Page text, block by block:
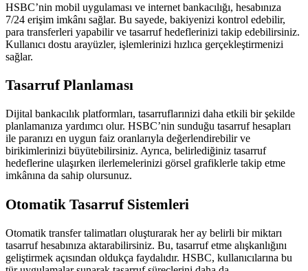
HSBC’nin mobil uygulaması ve internet bankacılığı, hesabınıza
7/24 erişim imkânı sağlar. Bu sayede, bakiyenizi kontrol edebilir,
para transferleri yapabilir ve tasarruf hedeflerinizi takip edebilirsiniz.
Kullanıcı dostu arayüzler, işlemlerinizi hızlıca gerçekleştirmenizi
sağlar.
Tasarruf Planlaması
Dijital bankacılık platformları, tasarruflarınizi daha etkili bir şekilde
planlamanıza yardımcı olur. HSBC’nin sunduğu tasarruf hesapları
ile paranızı en uygun faiz oranlarıyla değerlendirebilir ve
birikimlerinizi büyütebilirsiniz. Ayrıca, belirlediğiniz tasarruf
hedeflerine ulaşırken ilerlemelerinizi görsel grafiklerle takip etme
imkânına da sahip olursunuz.
Otomatik Tasarruf Sistemleri
Otomatik transfer talimatları oluşturarak her ay belirli bir miktarı
tasarruf hesabınıza aktarabilirsiniz. Bu, tasarruf etme alışkanlığını
geliştirmek açısından oldukça faydalıdır. HSBC, kullanıcılarına bu